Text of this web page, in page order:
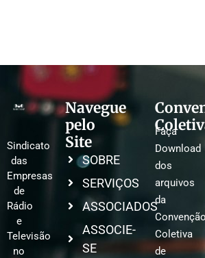
Sindicato
das
Empresas
de
Rádio
e
Televisão
no
Navegue
pelo
Site
SOBRE
SERVIÇOS
ASSOCIADOS
ASSOCIE-
SE
Faça
Download
dos
arquivos
da
Convenção
Coletiva
de